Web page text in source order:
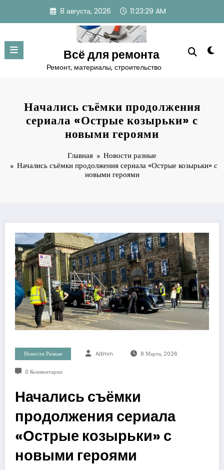
содержимому
8 августа, 2026 11:23:30 AM
Всё для ремонта
Ремонт, материалы, строительство
Начались съёмки продолжения
сериала «Острые козырьки» с
новыми героями
Главная
Новости разные
Начались съёмки продолжения сериала «Острые козырьки» с
новыми героями
Новости Разные Admin 8 Марта, 2026
0 Комментарии
Начались съёмки
продолжения сериала
«Острые козырьки» с
новыми героями